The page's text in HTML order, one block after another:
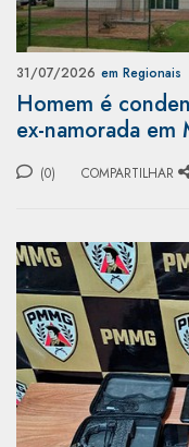
31/07/2026 em Regionais
Homem é
ex-namorada em
(0) COMPARTILHAR